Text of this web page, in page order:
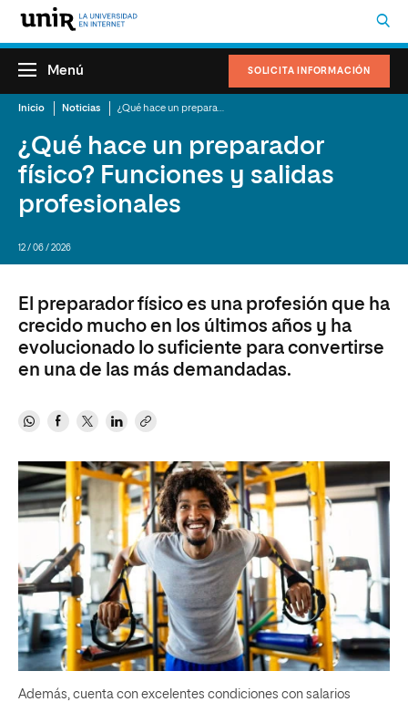
SOLICITA INFORMACIÓN
Menú
Inicio Noticias
¿Qué hace un preparador
físico? Funciones y salidas
profesionales
12 / 06 / 2026
El preparador físico es una profesión que ha
crecido mucho en los últimos años y ha
evolucionado lo suficiente para convertirse
en una de las más demandadas.
Además, cuenta con excelentes condiciones con salarios